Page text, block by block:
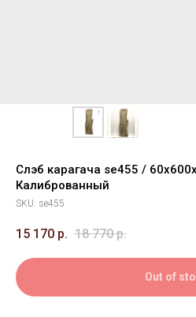
Слэб карагача se455 /
Калиброванный
SKU: se455
15 170 р. 18 770 р.
Out of